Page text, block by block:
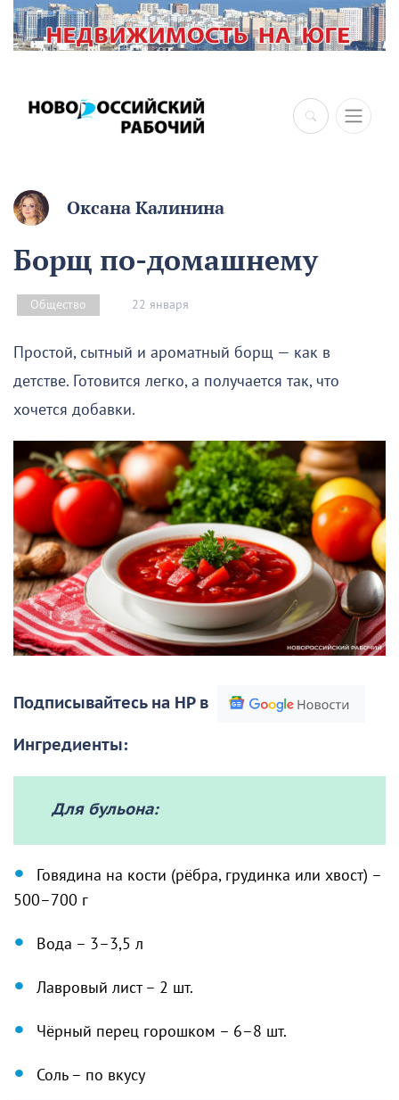
×
Оксана Калинина
Борщ по-домашнему
Общество 22 января
Простой, сытный и ароматный борщ — как в
детстве. Готовится легко, а получается так, что
хочется добавки.
Подписывайтесь на НР в
Ингредиенты:
Для бульона:
Говядина на кости (рёбра, грудинка или хвост) –
500–700 г
Вода – 3–3,5 л
Лавровый лист – 2 шт.
Чёрный перец горошком – 6–8 шт.
Соль – по вкусу